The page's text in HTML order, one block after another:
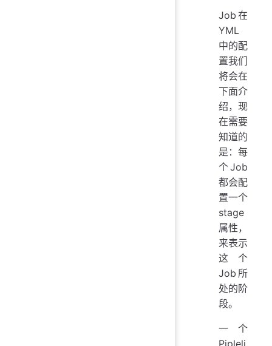
Job在
YML
中的配
置我们
将会在
下面介
绍，现
在需要
知道的
是：每
个Job
都会配
置一个
stage
属性，
来表示
这个
Job所
处的阶
段。
一个
Pipleli